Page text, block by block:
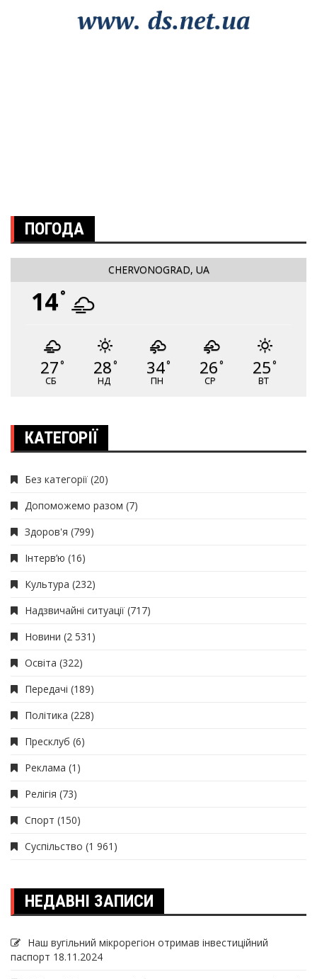
ПОГОДА
CHERVONOGRAD, UA
14°
27°
СБ
28°
НД
34°
ПН
26°
СР
25°
ВТ
КАТЕГОРІЇ
Без категорії (20)
Допоможемо разом (7)
Здоров'я (799)
Інтерв’ю (16)
Культура (232)
Надзвичайні ситуації (717)
Новини (2 531)
Освіта (322)
Передачі (189)
Політика (228)
Пресклуб (6)
Реклама (1)
Релігія (73)
Спорт (150)
Суспільство (1 961)
НЕДАВНІ ЗАПИСИ
Наш вугільний мікрорегіон отримав інвеcтиційний
паспорт 18.11.2024